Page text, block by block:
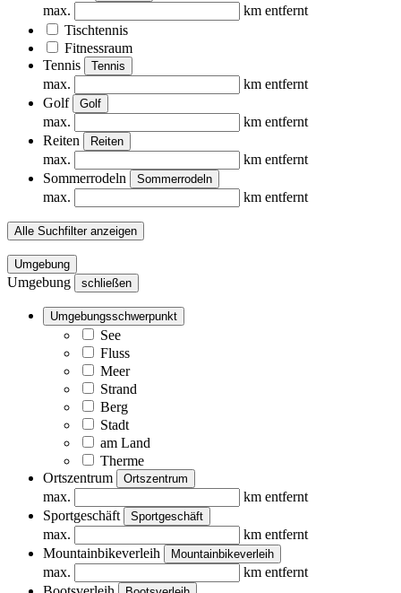
max.
km entfernt
Tischtennis
Fitnessraum
Tennis
Tennis
max.
km entfernt
Golf
Golf
max.
km entfernt
Reiten
Reiten
max.
km entfernt
Sommerrodeln
Sommerrodeln
max. km entfernt
Alle Suchfilter anzeigen
Umgebung
Umgebung schließen
Umgebungsschwerpunkt
See
Fluss
Meer
Strand
Berg
Stadt
am Land
Therme
Ortszentrum
Ortszentrum
max.
km entfernt
Sportgeschäft
Sportgeschäft
max.
km entfernt
Mountainbikeverleih
Mountainbikeverleih
max.
km entfernt